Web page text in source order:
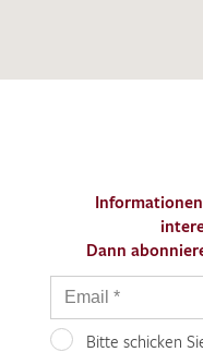
Dann
Bitte schicken